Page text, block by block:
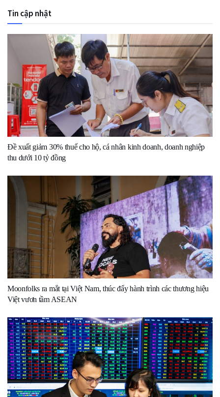
Tin cập nhật
Đề xuất giảm 30% thuế cho hộ, cá nhân kinh doanh, doanh nghiệp
thu dưới 10 tỷ đồng
Moonfolks ra mắt tại Việt Nam, thúc đẩy hành trình các thương hiệu
Việt vươn tầm ASEAN